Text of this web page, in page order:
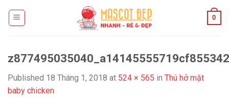
0
Published 18 Tháng 1, 2018 at 524 × 565 in Thú hở mặt
baby chicken